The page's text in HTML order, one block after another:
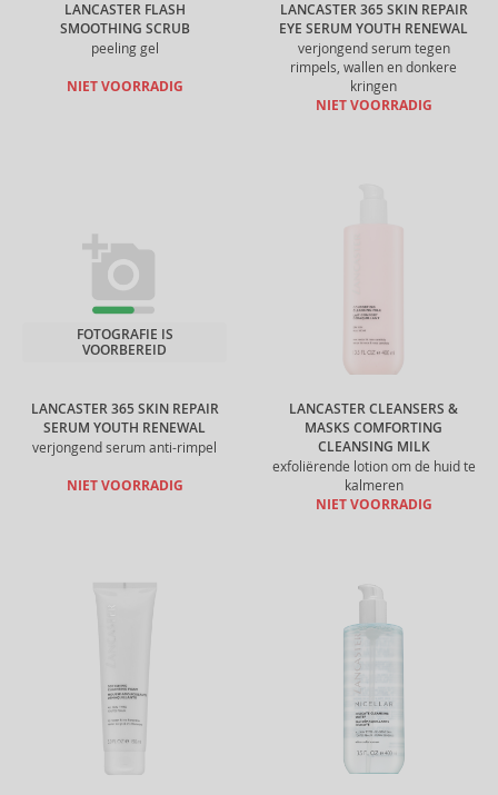
LANCASTER FLASH
SMOOTHING SCRUB
peeling gel
NIET VOORRADIG
LANCASTER 365 SKIN REPAIR
EYE SERUM YOUTH RENEWAL
verjongend serum tegen
rimpels, wallen en donkere
kringen
NIET VOORRADIG
LANCASTER 365 SKIN REPAIR
SERUM YOUTH RENEWAL
verjongend serum anti-rimpel
FOTOGRAFIE IS
VOORBEREID
NIET VOORRADIG
LANCASTER CLEANSERS &
MASKS COMFORTING
CLEANSING MILK
exfoliërende lotion om de huid te
kalmeren
NIET VOORRADIG